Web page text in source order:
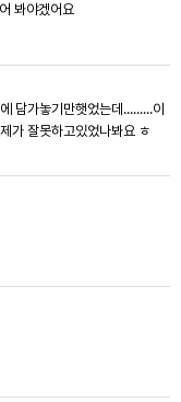
봐야겠어요
담가놓기만햇었는데.........이
가 잘못하고있었나봐요 ㅎ